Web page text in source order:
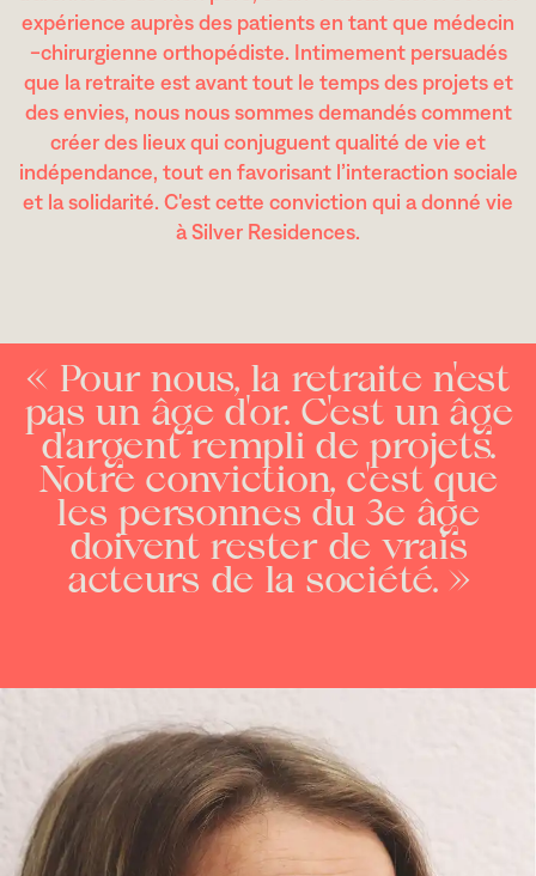
expérience auprès des patients en tant que médecin
-chirurgienne orthopédiste. Intimement persuadés
que la retraite est avant tout le temps des projets et
des envies, nous nous sommes demandés comment
créer des lieux qui conjuguent qualité de vie et
indépendance, tout en favorisant l’interaction sociale
et la solidarité. C'est cette conviction qui a donné vie
à Silver Residences.
« Pour nous, la retraite n'est
pas un âge d'or. C'est un âge
d'argent rempli de projets.
Notre conviction, c'est que
les personnes du 3e âge
doivent rester de vrais
acteurs de la société. »